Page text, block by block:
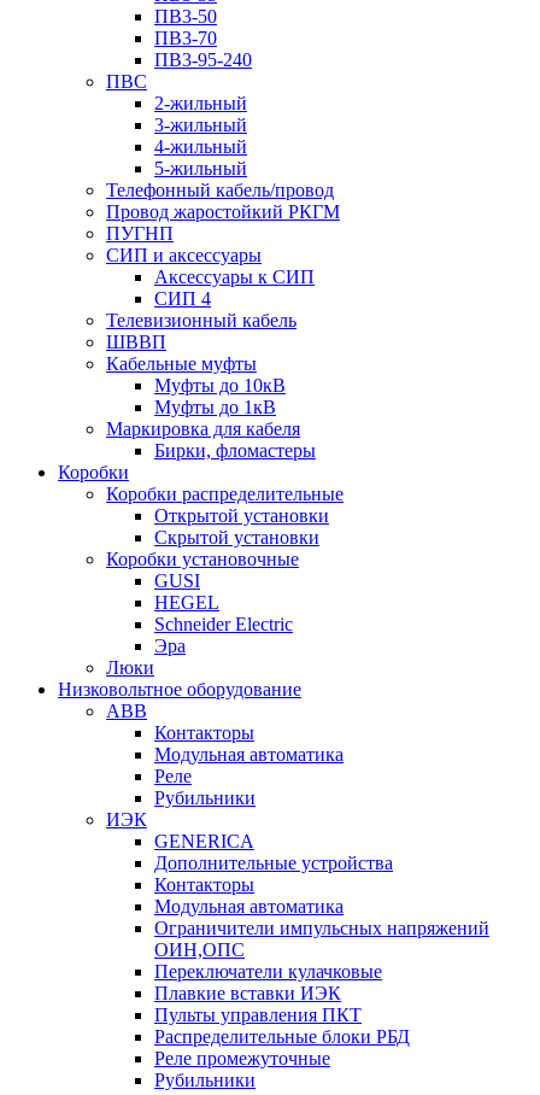
ПВ3-50
ПВ3-70
ПВ3-95-240
ПВС
2-жильный
3-жильный
4-жильный
5-жильный
Телефонный кабель/провод
Провод жаростойкий РКГМ
ПУГНП
СИП и аксессуары
Аксессуары к СИП
СИП 4
Телевизионный кабель
ШВВП
Кабельные муфты
Муфты до 10кВ
Муфты до 1кВ
Маркировка для кабеля
Бирки, фломастеры
Коробки
Коробки распределительные
Открытой установки
Скрытой установки
Коробки установочные
GUSI
HEGEL
Schneider Electric
Эра
Люки
Низковольтное оборудование
ABB
Контакторы
Модульная автоматика
Реле
Рубильники
ИЭК
GENERICA
Дополнительные устройства
Контакторы
Модульная автоматика
Ограничители импульсных напряжений
ОИН,ОПС
Переключатели кулачковые
Плавкие вставки ИЭК
Пульты управления ПКТ
Распределительные блоки РБД
Реле промежуточные
Рубильники